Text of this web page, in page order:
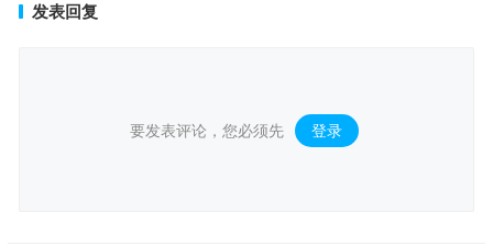
发表回复
要发表评论，您必须先 登录 。